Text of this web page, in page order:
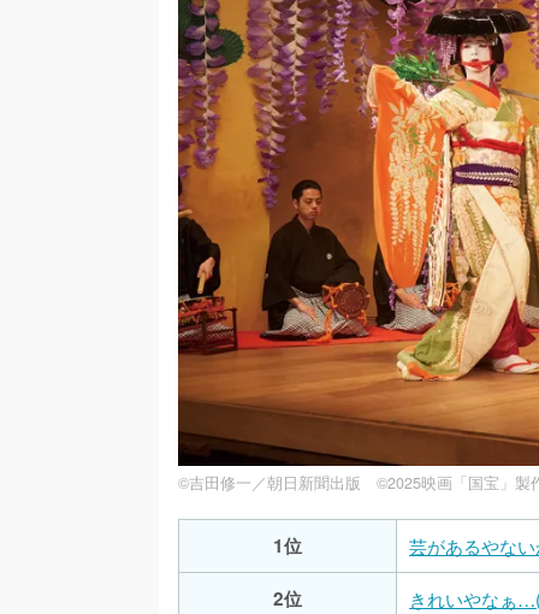
©吉田修一／朝日新聞出版 ©2025映画「国宝」製
1位
芸があるやな
2位
きれいやなぁ